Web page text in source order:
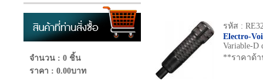
จำนวน : 0 ชิ้น
ราคา : 0.00บาท
รหัส :
Electro-
Variable-D
**ราคาด้